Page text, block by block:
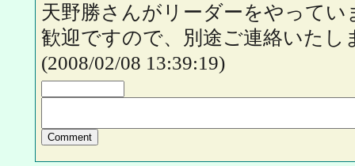
天野勝さんがリーダーをやって
歓迎ですので、別途ご連絡いたし
(2008/02/08 13:39:19)